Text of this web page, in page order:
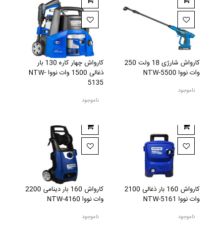
کارواش شارژی 18 ولت 250
وات نووا NTW-5500
ناموجود
کارواش چهار کاره 130 بار
ذغالی 1500 وات نووا NTW-
5135
ناموجود
کارواش 160 بار ذغالی 2100
وات نووا NTW-5161
ناموجود
کارواش 160 بار دینامی 2200
وات نووا NTW-4160
ناموجود